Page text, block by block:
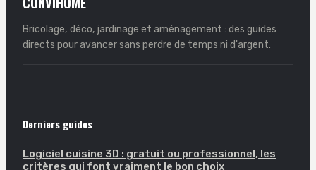
Bricolage, déco, jardinage et aménagement : des guides
directs pour avancer sans perdre de temps ni d'argent.
Derniers guides
Logiciel cuisine 3D : gratuit ou professionnel, les
critères qui font vraiment le bon choix